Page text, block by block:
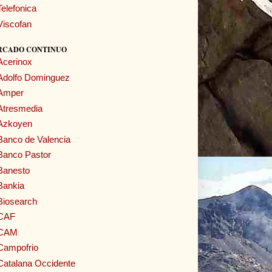
CONTINUO
Dominguez
de Valencia
Pastor
Occidente